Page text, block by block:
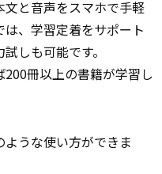
文と音声をスマホで手軽
、学習定着をサポート
しも可能です。
冊以上の書籍が学習し
ような使い方ができま